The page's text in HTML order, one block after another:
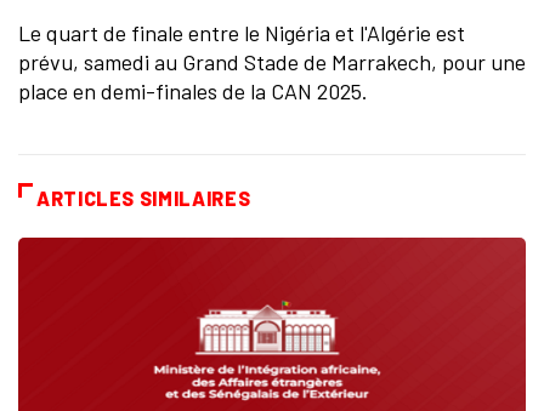
Le quart de finale entre le Nigéria et l'Algérie est
prévu, samedi au Grand Stade de Marrakech, pour une
place en demi-finales de la CAN 2025.
ARTICLES SIMILAIRES